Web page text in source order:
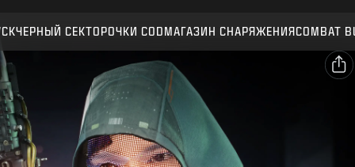
ЧЕРНЫЙ СЕКТОРОЧКИ CОD МАГАЗИН СНАРЯЖЕНИЯ COMBAT
ПОДТВЕРДИТЬ
ПОДТВЕРДИТЬ ПОКУПКУ
ОТМЕНА
Facebook